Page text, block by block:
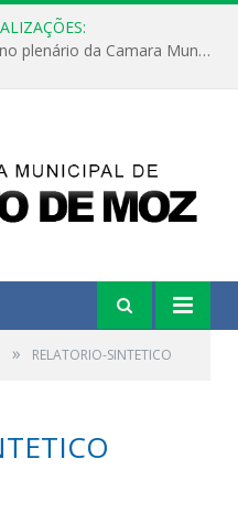
Hoje dia 05 de julho aconteceu no plenário da Camara Municipal de Porto de Moz a Sessão Solene de Abertura dos Trabalhos Legislativos 2º Período da 23ª Legislatura
» RELATORIO-SINTETICO